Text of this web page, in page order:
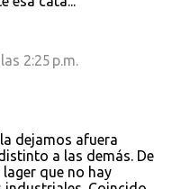
2:25 p.m.
dejamos afuera
a las demás. De
lager que no hay